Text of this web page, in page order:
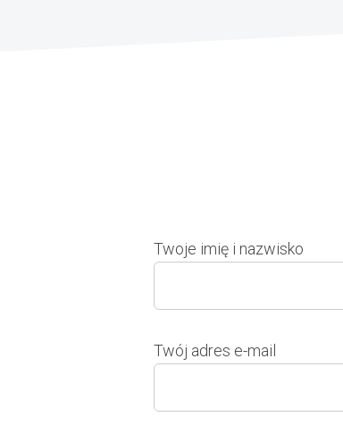
Twoje imię i nazwisko
Twój adres e-mail